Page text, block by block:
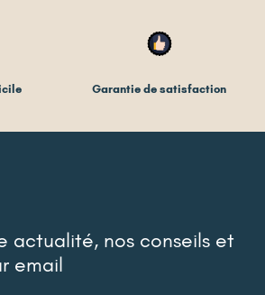
Garantie de satisfaction
actualité, nos conseils et
email